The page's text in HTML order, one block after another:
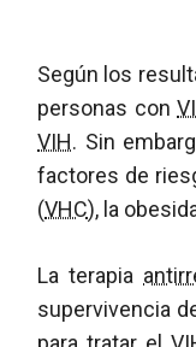
Según los
personas con
VIH. Sin
factores de
(VHC), la
La terapia
supervivencia